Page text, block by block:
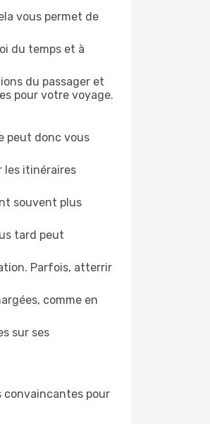
vous permet de
du temps et à
du passager et
pour votre voyage.
peut donc vous
les itinéraires
souvent plus
tard peut
Parfois, atterrir
comme en
sur ses
convaincantes pour